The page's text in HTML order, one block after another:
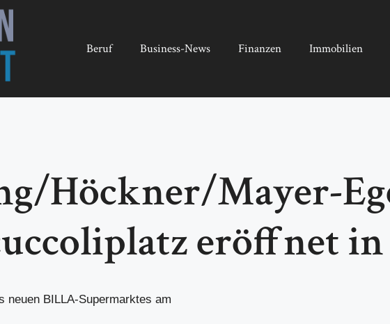
Beruf Business-News Finanzen Immobilien
Höckner/Mayer-
eröffnet
neuen BILLA-Supermarktes am